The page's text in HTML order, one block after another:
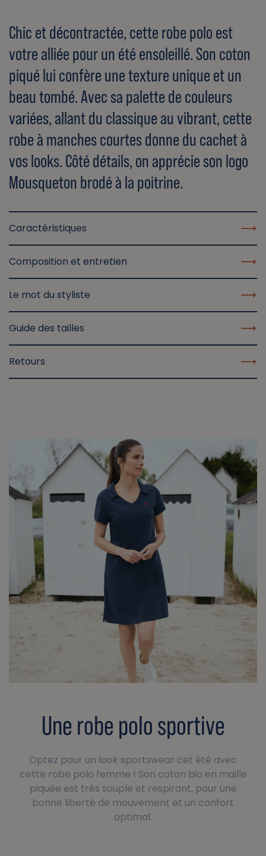
Chic et décontractée, cette robe polo est
votre alliée pour un été ensoleillé. Son coton
piqué lui confère une texture unique et un
beau tombé. Avec sa palette de couleurs
variées, allant du classique au vibrant, cette
robe à manches courtes donne du cachet à
vos looks. Côté détails, on apprécie son logo
Mousqueton brodé à la poitrine.
Caractéristiques
Composition et entretien
Le mot du styliste
Guide des tailles
Retours
Une robe polo sportive
Optez pour un look sportswear cet été avec
cette robe polo femme ! Son coton bio en maille
piquée est très souple et respirant, pour une
bonne liberté de mouvement et un confort
optimal.